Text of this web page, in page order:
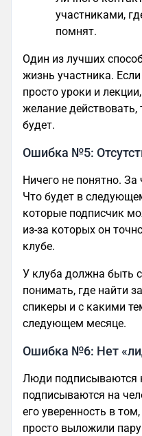
участниками,
помнят.
Один из лучших
жизнь участника.
просто уроки и
желание действовать,
будет.
Ошибка №5:
Ничего не понятно. За
Что будет в
которые подписчик
из-за которых он
клубе.
У клуба должна быть
понимать, где найти
спикеры и с какими
следующем месяце.
Ошибка №6: Нет
Люди подписываются
подписываются на
его уверенность в
просто выложили